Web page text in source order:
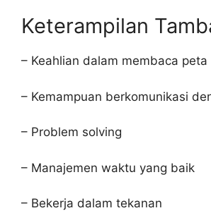
Keterampilan
– Keahlian dalam membaca peta
– Kemampuan berkomunikasi
– Problem solving
– Manajemen waktu yang baik
– Bekerja dalam tekanan